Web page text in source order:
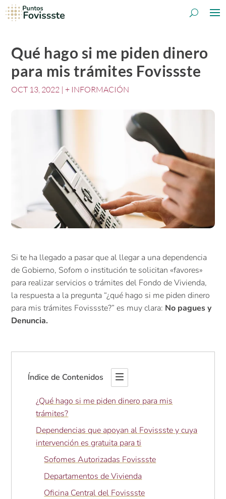
Qué hago si me piden dinero
para mis trámites Fovissste
OCT 13, 2022 |+ INFORMACIÓN
Si te ha llegado a pasar que al llegar a una dependencia
de Gobierno, Sofom o institución te solicitan «favores»
para realizar servicios o trámites del Fondo de Vivienda,
la respuesta a la pregunta “¿qué hago si me piden dinero
para mis trámites Fovissste?” es muy clara: No pagues y
Denuncia.
Índice de Contenidos
¿Qué hago si me piden dinero para mis
trámites?
Dependencias que apoyan al Fovissste y cuya
intervención es gratuita para ti
Sofomes Autorizadas Fovissste
Departamentos de Vivienda
Oficina Central del Fovissste